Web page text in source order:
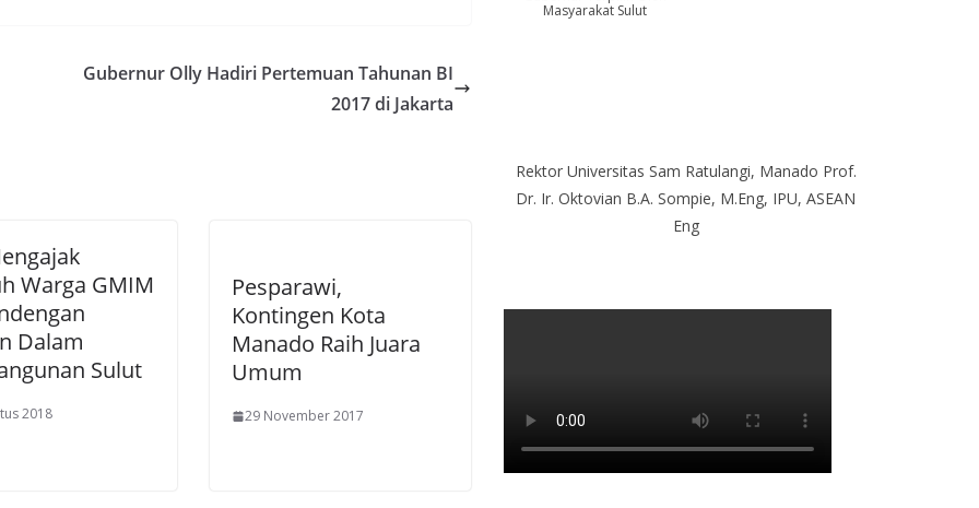
l
Gubernur Olly Hadiri Pertemuan Tahunan BI
2017 di Jakarta
Warga GMIM
Dalam
Sulut
2018
Pesparawi,
Kontingen Kota
Manado Raih Juara
Umum
29 November 2017
Masyarakat Sulut
Rektor Universitas Sam Ratulangi, Manado Prof.
Dr. Ir. Oktovian B.A. Sompie, M.Eng, IPU, ASEAN
Eng